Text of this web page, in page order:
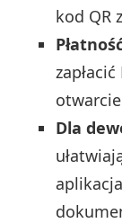
kod QR
Dla